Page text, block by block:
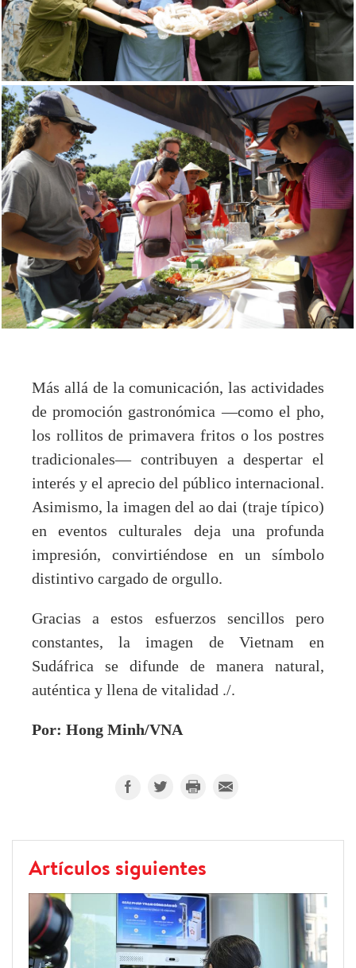
Más allá de la comunicación, las actividades
de promoción gastronómica —como el pho,
los rollitos de primavera fritos o los postres
tradicionales— contribuyen a despertar el
interés y el aprecio del público internacional.
Asimismo, la imagen del ao dai (traje típico)
en eventos culturales deja una profunda
impresión, convirtiéndose en un símbolo
distintivo cargado de orgullo.
Gracias a estos esfuerzos sencillos pero
constantes, la imagen de Vietnam en
Sudáfrica se difunde de manera natural,
auténtica y llena de vitalidad ./.
Por: Hong Minh/VNA
Artículos siguientes